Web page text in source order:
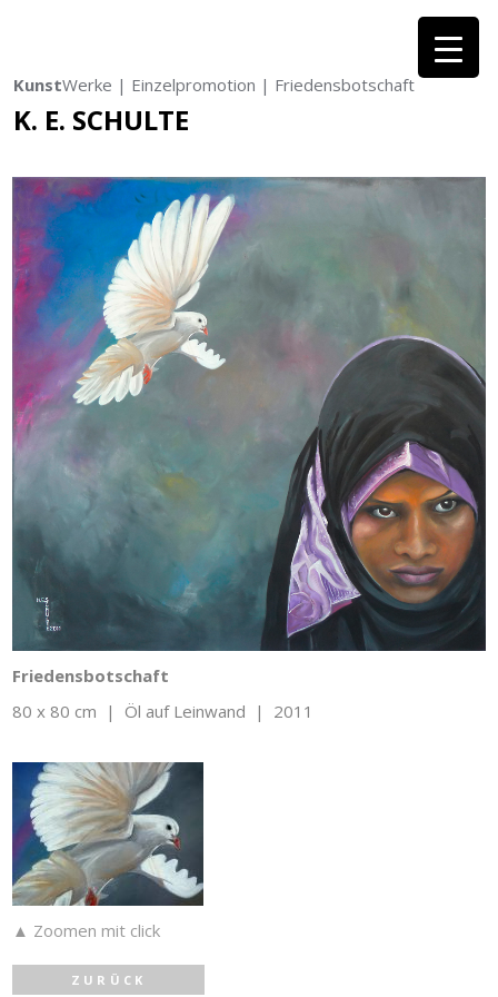
KunstWerke | Einzelpromotion | Friedensbotschaft
K. E. SCHULTE
Friedensbotschaft
80 x 80 cm | Öl auf Leinwand | 2011
▲ Zoomen mit click
ZURÜCK